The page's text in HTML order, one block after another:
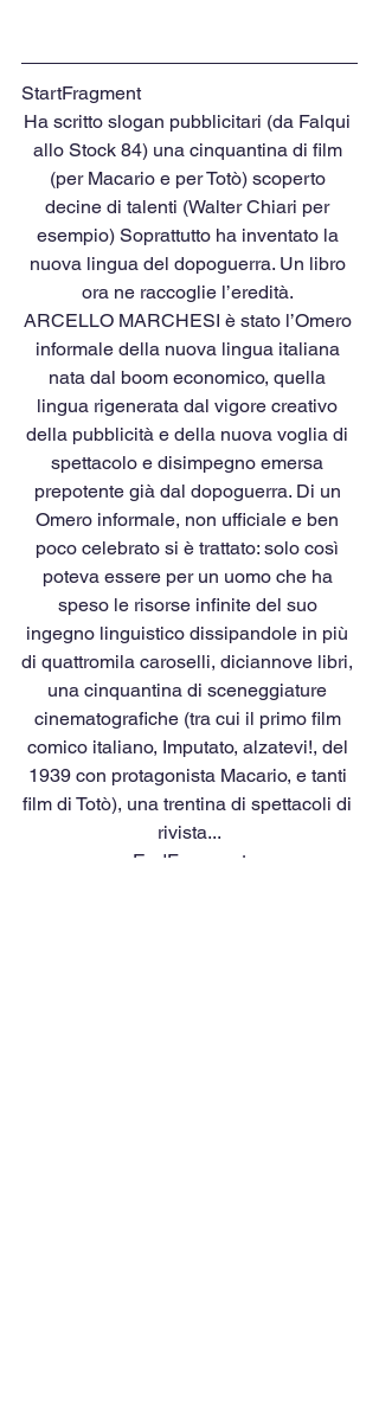
StartFragment
Ha scritto slogan pubblicitari (da Falqui
allo Stock 84) una cinquantina di film
(per Macario e per Totò) scoperto
decine di talenti (Walter Chiari per
esempio) Soprattutto ha inventato la
nuova lingua del dopoguerra. Un libro
ora ne raccoglie l’eredità.
ARCELLO MARCHESI è stato l’Omero
informale della nuova lingua italiana
nata dal boom economico, quella
lingua rigenerata dal vigore creativo
della pubblicità e della nuova voglia di
spettacolo e disimpegno emersa
prepotente già dal dopoguerra. Di un
Omero informale, non ufficiale e ben
poco celebrato si è trattato: solo così
poteva essere per un uomo che ha
speso le risorse infinite del suo
ingegno linguistico dissipandole in più
di quattromila caroselli, diciannove libri,
una cinquantina di sceneggiature
cinematografiche (tra cui il primo film
comico italiano, Imputato, alzatevi!, del
1939 con protagonista Macario, e tanti
film di Totò), una trentina di spettacoli di
rivista...
EndFragment